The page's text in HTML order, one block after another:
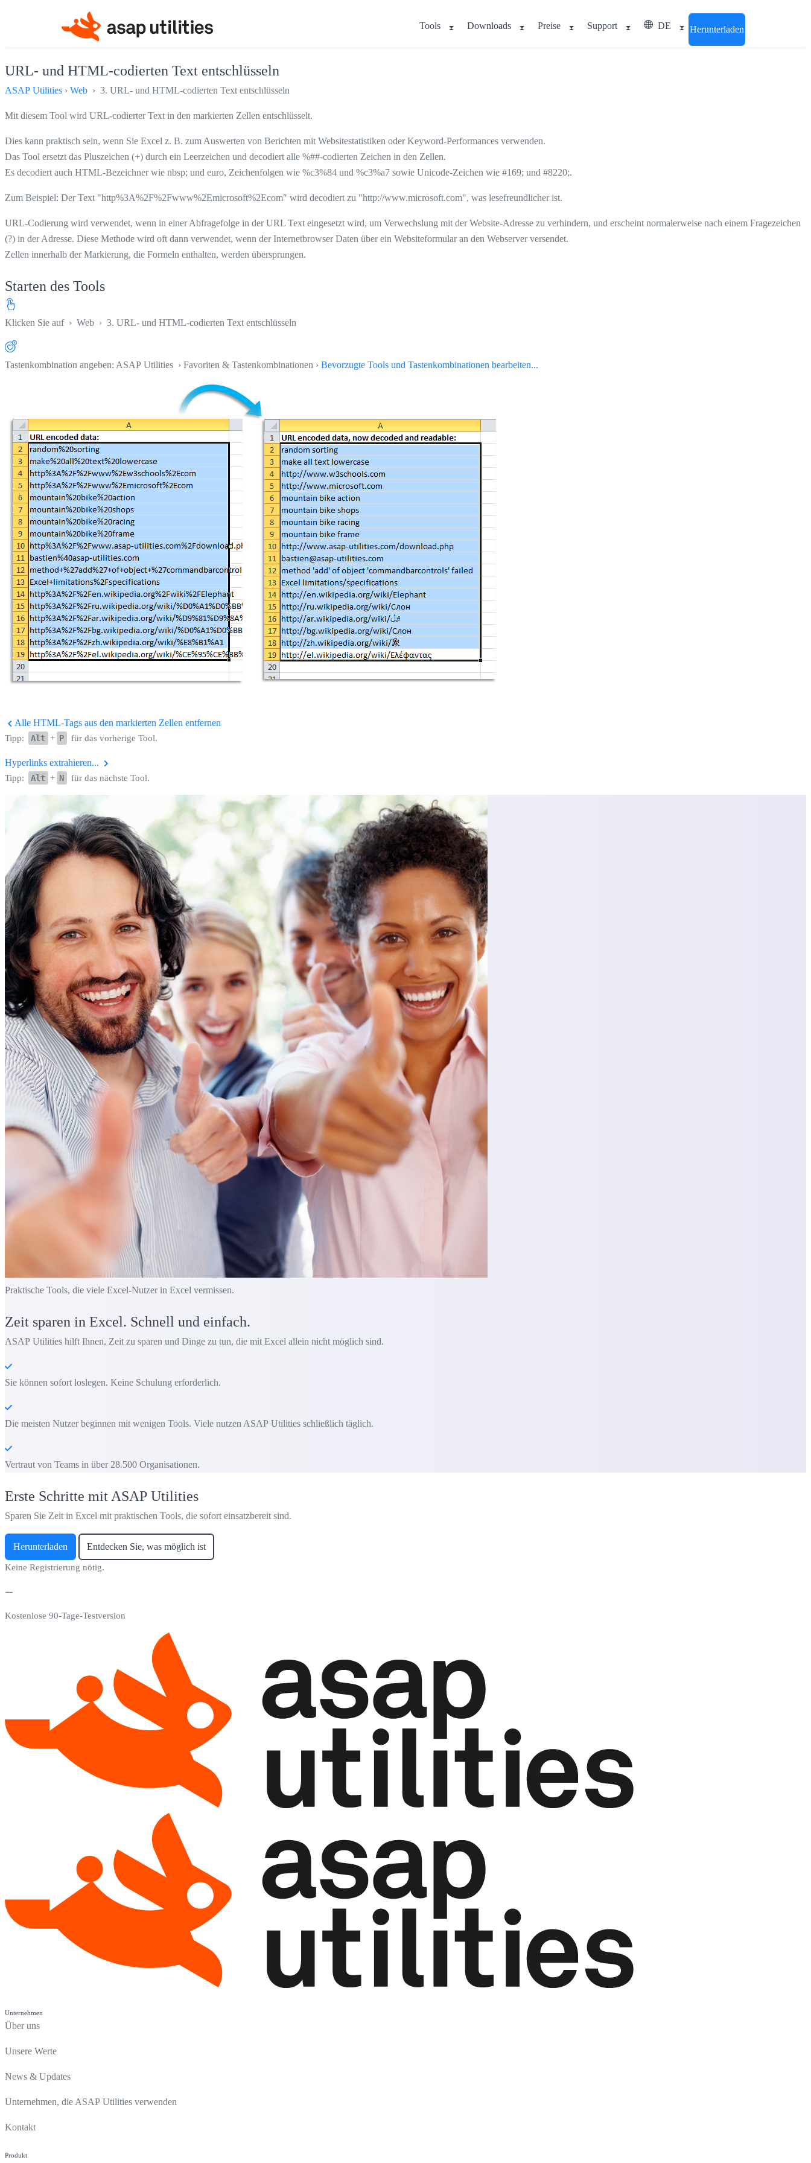
Tools Downloads Preise Support DE Herunterladen
URL- und HTML-codierten Text entschlüsseln
ASAP Utilities › Web › 3. URL- und HTML-codierten Text entschlüsseln
Mit diesem Tool wird URL-codierter Text in den markierten Zellen entschlüsselt.
Dies kann praktisch sein, wenn Sie Excel z. B. zum Auswerten von Berichten mit Websitestatistiken oder Keyword-Performances verwenden.
Das Tool ersetzt das Pluszeichen (+) durch ein Leerzeichen und decodiert alle %##-codierten Zeichen in den Zellen.
Es decodiert auch HTML-Bezeichner wie nbsp; und euro, Zeichenfolgen wie %c3%84 und %c3%a7 sowie Unicode-Zeichen wie #169; und #8220;.
Zum Beispiel: Der Text "http%3A%2F%2Fwww%2Emicrosoft%2Ecom" wird decodiert zu "http://www.microsoft.com", was lesefreundlicher ist.
URL-Codierung wird verwendet, wenn in einer Abfragefolge in der URL Text eingesetzt wird, um Verwechslung mit der Website-Adresse zu verhindern, und erscheint normalerweise nach einem Fragezeichen
(?) in der Adresse. Diese Methode wird oft dann verwendet, wenn der Internetbrowser Daten über ein Websiteformular an den Webserver versendet.
Zellen innerhalb der Markierung, die Formeln enthalten, werden übersprungen.
Starten des Tools
Klicken Sie auf › Web › 3. URL- und HTML-codierten Text entschlüsseln
Tastenkombination angeben: ASAP Utilities › Favoriten & Tastenkombinationen › Bevorzugte Tools und Tastenkombinationen bearbeiten...
Alle HTML-Tags aus den markierten Zellen entfernen
Tipp: Alt + P für das vorherige Tool.
Hyperlinks extrahieren...
Tipp: Alt + N für das nächste Tool.
Praktische Tools, die viele Excel-Nutzer in Excel vermissen.
Zeit sparen in Excel. Schnell und einfach.
ASAP Utilities hilft Ihnen, Zeit zu sparen und Dinge zu tun, die mit Excel allein nicht möglich sind.
Sie können sofort loslegen. Keine Schulung erforderlich.
Die meisten Nutzer beginnen mit wenigen Tools. Viele nutzen ASAP Utilities schließlich täglich.
Vertraut von Teams in über 28.500 Organisationen.
Erste Schritte mit ASAP Utilities
Sparen Sie Zeit in Excel mit praktischen Tools, die sofort einsatzbereit sind.
Herunterladen Entdecken Sie, was möglich ist
Keine Registrierung nötig.
Kostenlose 90-Tage-Testversion
Unternehmen
Über uns
Unsere Werte
News & Updates
Unternehmen, die ASAP Utilities verwenden
Kontakt
Produkt